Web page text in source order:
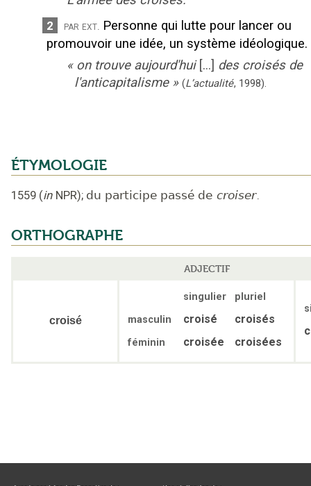
2 par ext. Personne qui lutte pour lancer ou
promouvoir une idée, un système idéologique.
« on trouve aujourd'hui [...] des croisés de
l'anticapitalisme » (L’actualité, 1998).
ÉTYMOLOGIE
1559 (in NPR); du participe passé de croiser.
ORTHOGRAPHE
ADJECTIF
croisé
singulier
pluriel
masculin
croisé croisés
féminin croisée croisées